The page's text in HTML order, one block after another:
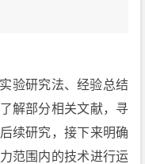
验研究法、经验总结
解部分相关文献，寻
续研究，接下来明确
范围内的技术进行运